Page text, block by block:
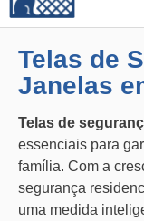
Telas de
Janelas
Telas de
essenciais para
família. Com a
segurança
uma medida